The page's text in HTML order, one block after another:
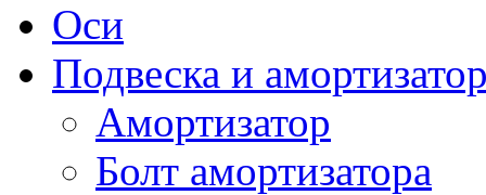
Оси
Подвеска и
Амортизатор
Болт амортизатора